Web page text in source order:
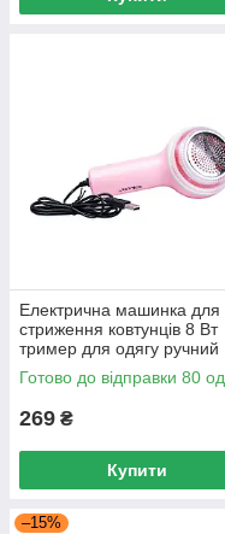
Електрична машинка для
стриження ковтунців 8 Вт
тример для одягу ручний
неіржавка сталь рожева
Готово до відправки 80 од.
269 ₴
Купити
–15%